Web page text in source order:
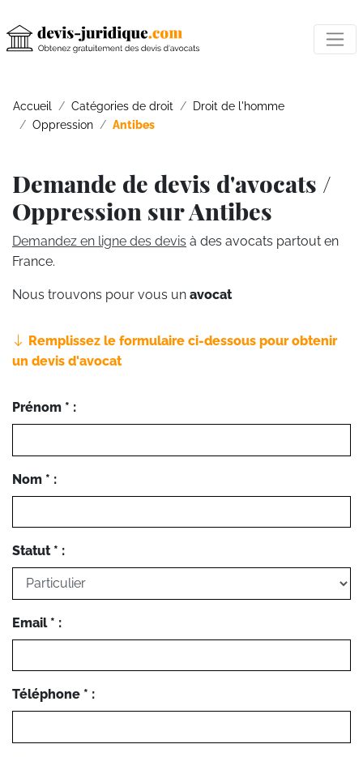
Accueil Catégories de droit
Droit de l'homme
Oppression
Antibes
Demande de devis d'avocats /
Oppression sur Antibes
Demandez en ligne des devis à des avocats partout en
France.
Nous trouvons pour vous un avocat
Remplissez le formulaire ci-dessous pour obtenir
un devis d'avocat
Prénom * :
Nom * :
Statut * :
Email * :
Téléphone * :